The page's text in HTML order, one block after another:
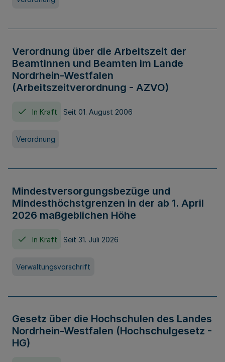
Verordnung über die Arbeitszeit der
Beamtinnen und Beamten im Lande
Nordrhein-Westfalen
(Arbeitszeitverordnung - AZVO)
In Kraft Seit 01. August 2006
Verordnung
Mindestversorgungsbezüge und
Mindesthöchstgrenzen in der ab 1. April
2026 maßgeblichen Höhe
In Kraft Seit 31. Juli 2026
Verwaltungsvorschrift
Gesetz über die Hochschulen des Landes
Nordrhein-Westfalen (Hochschulgesetz -
HG)